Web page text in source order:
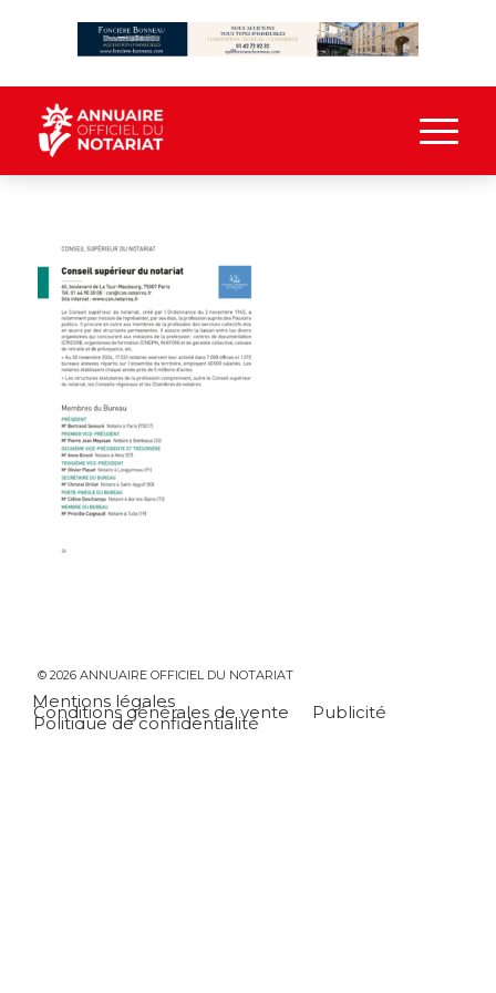
© 2026 ANNUAIRE OFFICIEL DU NOTARIAT
Mentions légales
Conditions générales de vente Publicité
Politique de confidentialité